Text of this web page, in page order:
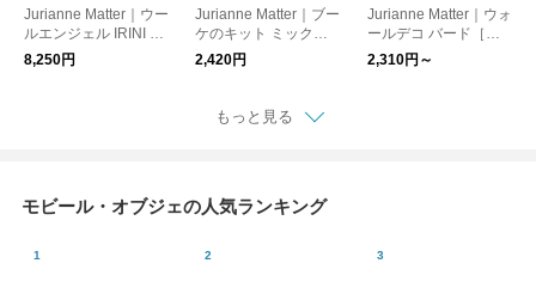
Jurianne Matter｜ウー
ルエンジェル IRINI ロ
ーズ
8,250円
Jurianne Matter｜ブー
ケのキット ミックス
［メール便］
2,420円
Jurianne Matter｜ウォ
ールデコ バード［メ
ール便］
2,310円～
もっと見る
モビール・オブジェの人気ランキング